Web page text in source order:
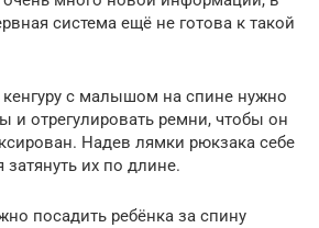
система ещё не готова к такой
с малышом на спине нужно
и отрегулировать ремни, чтобы он
Надев лямки рюкзака себе
затянуть их по длине.
посадить ребёнка за спину